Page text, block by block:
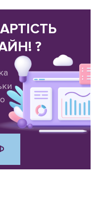
?